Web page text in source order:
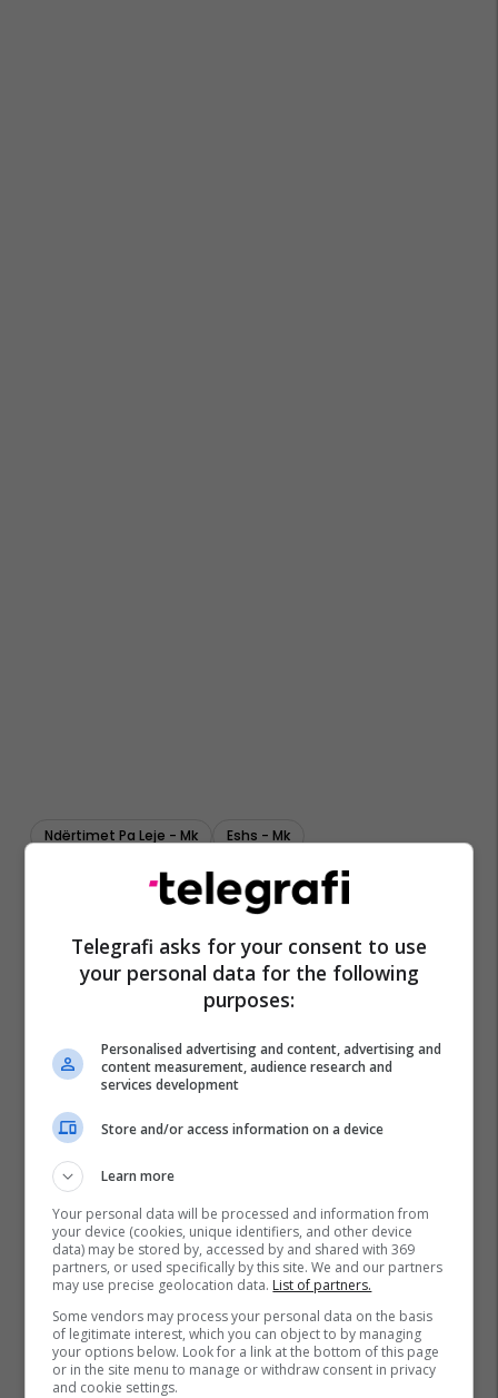
Ndërtimet Pa Leje - Mk Eshs - Mk
Telegrafi asks for your consent to use
your personal data for the following
purposes:
Personalised advertising and content, advertising and
content measurement, audience research and
services development
Store and/or access information on a device
Learn more
Your personal data will be processed and information from
your device (cookies, unique identifiers, and other device
data) may be stored by, accessed by and shared with 369
partners, or used specifically by this site. We and our partners
may use precise geolocation data. List of partners.
Some vendors may process your personal data on the basis
of legitimate interest, which you can object to by managing
your options below. Look for a link at the bottom of this page
or in the site menu to manage or withdraw consent in privacy
and cookie settings.